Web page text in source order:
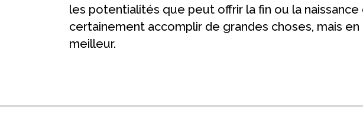
les potentialités que peut offrir la fin ou la naissance
certainement accomplir de grandes choses, mais
meilleur.